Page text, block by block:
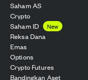
Saham AS
Crypto
Saham ID
New
Reksa Dana
Emas
Options
Crypto Futures
Bandingkan Aset